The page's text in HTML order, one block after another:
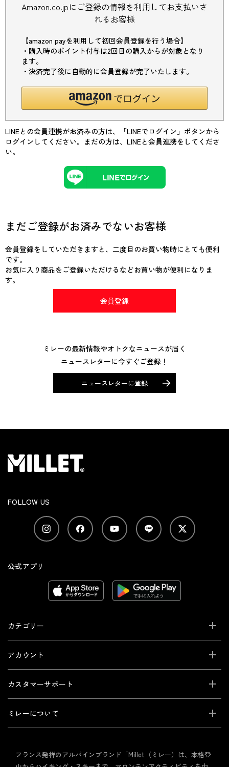
Amazon.co.jpにご登録の情報を利用してお支払いさ
れるお客様
【amazon payを利用して初回会員登録を行う場合】
・購入時のポイント付与は2回目の購入からが対象となり
ます。
・決済完了後に自動的に会員登録が完了いたします。
LINEとの会員連携がお済みの方は、「LINEでログイン」ボタンから
ログインしてください。まだの方は、 LINEと会員連携をしてくださ
い。
まだご登録がお済みでないお客様
会員登録をしていただきますと、二度目のお買い物時にとても便利
です。
お気に入り商品をご登録いただけるなどお買い物が便利になりま
す。
会員登録
ミレーの最新情報やオトクなニュースが届く
ニュースレターに今すぐご登録！
ニュースレターに登録
FOLLOW US
公式アプリ
カテゴリー
アカウント
カスタマーサポート
ミレーについて
フランス発祥のアルパインブランド「Millet（ミレー）は、本格登